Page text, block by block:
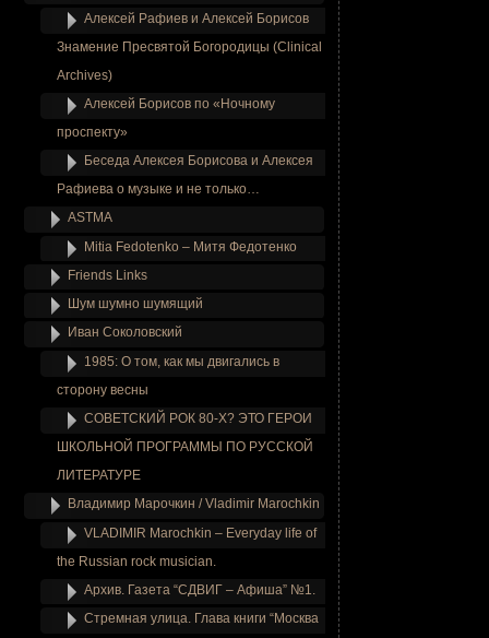
Алексей Рафиев и Алексей Борисов
Знамение Пресвятой Богородицы (Clinical
Archives)
Алексей Борисов по «Ночному
проспекту»
Беседа Алексея Борисова и Алексея
Рафиева о музыке и не только…
ASTMA
Mitia Fedotenko – Митя Федотенко
Friends Links
Шум шумно шумящий
Иван Соколовский
1985: О том, как мы двигались в
сторону весны
СОВЕТСКИЙ РОК 80-Х? ЭТО ГЕРОИ
ШКОЛЬНОЙ ПРОГРАММЫ ПО РУССКОЙ
ЛИТЕРАТУРЕ
Владимир Марочкин / Vladimir Marochkin
VLADIMIR Marochkin – Everyday life of
the Russian rock musician.
Архив. Газета “СДВИГ – Афиша” №1.
Стремная улица. Глава книги “Москва